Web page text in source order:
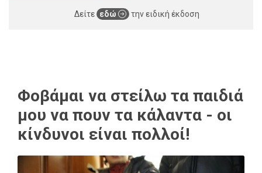
Δείτε εδώ την ειδική έκδοση
Φοβάμαι να στείλω τα παιδιά
μου να πουν τα κάλαντα - οι
κίνδυνοι είναι πολλοί!